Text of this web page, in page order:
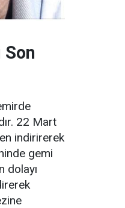
22 Mart
indirirerek
gemi
dolayı